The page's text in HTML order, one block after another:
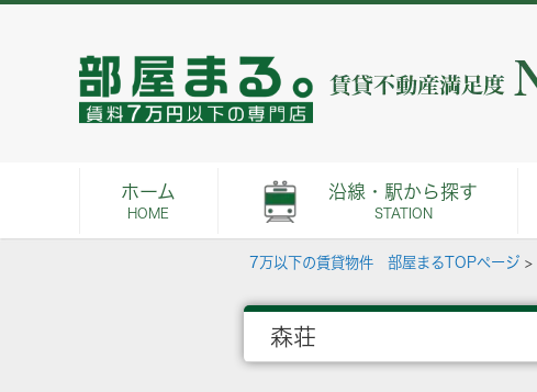
ホーム
HOME
沿線・駅から探す
STATION
7万以下の賃貸物件 部屋まるTOPページ >
森荘